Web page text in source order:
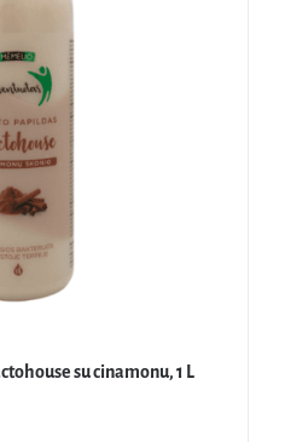
su cinamonu, 1 L